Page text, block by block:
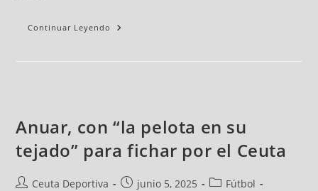
Continuar Leyendo
Anuar, con “la pelota en su
tejado” para fichar por el Ceuta
Ceuta Deportiva junio 5, 2025
Fútbol